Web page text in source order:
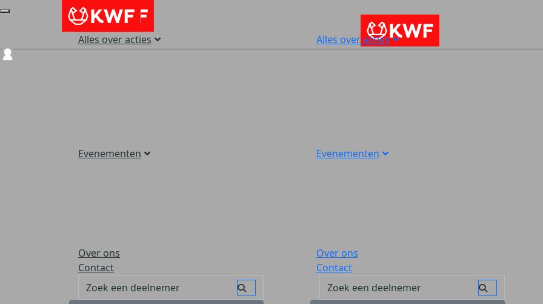
Alles over acties
Evenementen
Over ons
Contact
Alles over acties
Evenementen
Over ons
Contact